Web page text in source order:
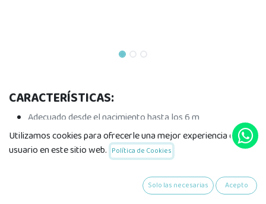
CARACTERÍSTICAS:
Adecuado desde el nacimiento hasta los 6 m
Materiales no tóxicos de alta calidad
La almohadilla es adecuada para su uso en diferentes tipos
de bañeras para bebés
Se puede ajustar para que quepa en casi todos los tipos de
Utilizamos cookies para ofrecerle una mejor experiencia de
usuario en este sitio web. Política de Cookies
Solo las necesarias Acepto